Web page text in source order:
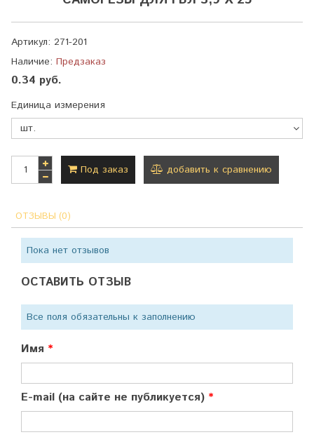
Артикул: 271-201
Наличие: Предзаказ
0.34 руб.
Единица измерения
Под заказ добавить к сравнению
ОТЗЫВЫ (0)
Пока нет отзывов
ОСТАВИТЬ ОТЗЫВ
Все поля обязательны к заполнению
Имя
E-mail (на сайте не публикуется)